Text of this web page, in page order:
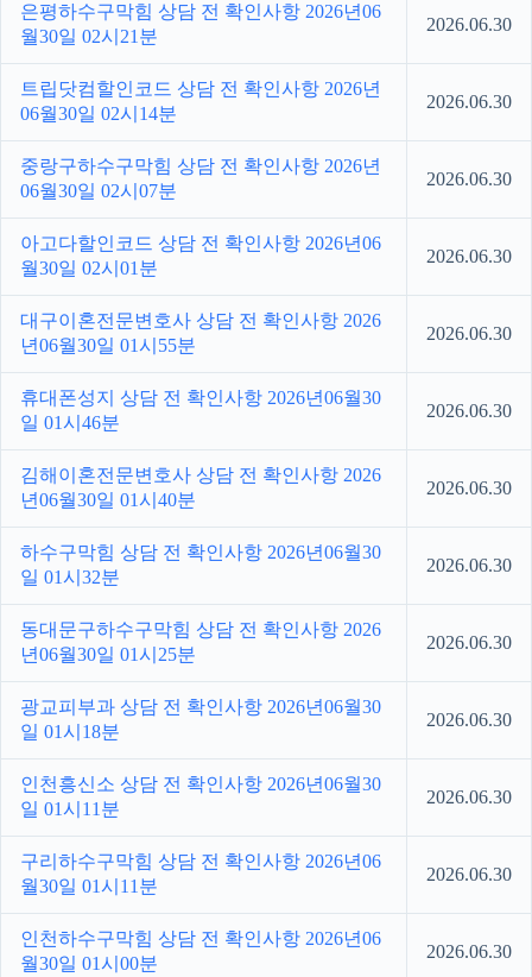
은평하수구막힘 상담 전 확인사항 2026년06
월30일 02시21분
2026.06.30
트립닷컴할인코드 상담 전 확인사항 2026년
06월30일 02시14분
2026.06.30
중랑구하수구막힘 상담 전 확인사항 2026년
06월30일 02시07분
2026.06.30
아고다할인코드 상담 전 확인사항 2026년06
월30일 02시01분
2026.06.30
대구이혼전문변호사 상담 전 확인사항 2026
년06월30일 01시55분
2026.06.30
휴대폰성지 상담 전 확인사항 2026년06월30
일 01시46분
2026.06.30
김해이혼전문변호사 상담 전 확인사항 2026
년06월30일 01시40분
2026.06.30
하수구막힘 상담 전 확인사항 2026년06월30
일 01시32분
2026.06.30
동대문구하수구막힘 상담 전 확인사항 2026
년06월30일 01시25분
2026.06.30
광교피부과 상담 전 확인사항 2026년06월30
일 01시18분
2026.06.30
인천흥신소 상담 전 확인사항 2026년06월30
일 01시11분
2026.06.30
구리하수구막힘 상담 전 확인사항 2026년06
월30일 01시11분
2026.06.30
인천하수구막힘 상담 전 확인사항 2026년06
월30일 01시00분
2026.06.30